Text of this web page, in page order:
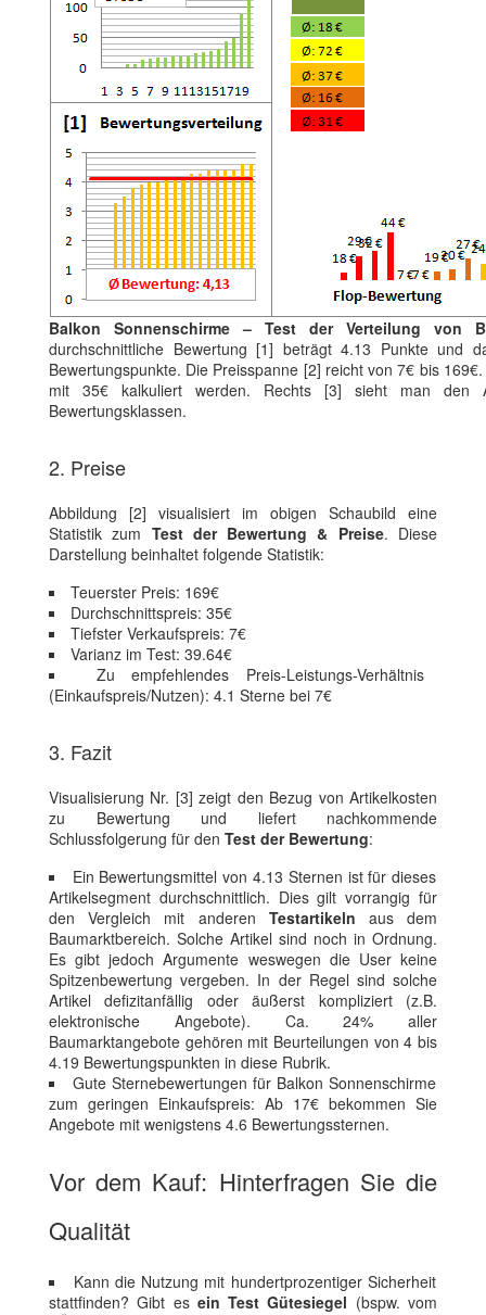
Balkon Sonnenschirme – Test der Verteilung von
durchschnittliche Bewertung [1] beträgt 4.13 Punkte und
Bewertungspunkte. Die Preisspanne [2] reicht von 7€ bis
mit 35€ kalkuliert werden. Rechts [3] sieht man den
Bewertungsklassen.
2. Preise
Abbildung [2] visualisiert im obigen Schaubild eine
Statistik zum Test der Bewertung & Preise. Diese
Darstellung beinhaltet folgende Statistik:
Teuerster Preis: 169€
Durchschnittspreis: 35€
Tiefster Verkaufspreis: 7€
Varianz im Test: 39.64€
Zu empfehlendes Preis-Leistungs-Verhältnis
(Einkaufspreis/Nutzen): 4.1 Sterne bei 7€
3. Fazit
Visualisierung Nr. [3] zeigt den Bezug von Artikelkosten
zu Bewertung und liefert nachkommende
Schlussfolgerung für den Test der Bewertung:
Ein Bewertungsmittel von 4.13 Sternen ist für dieses
Artikelsegment durchschnittlich. Dies gilt vorrangig für
den Vergleich mit anderen Testartikeln aus dem
Baumarktbereich. Solche Artikel sind noch in Ordnung.
Es gibt jedoch Argumente weswegen die User keine
Spitzenbewertung vergeben. In der Regel sind solche
Artikel defizitanfällig oder äußerst kompliziert (z.B.
elektronische Angebote). Ca. 24% aller
Baumarktangebote gehören mit Beurteilungen von 4 bis
4.19 Bewertungspunkten in diese Rubrik.
Gute Sternebewertungen für Balkon Sonnenschirme
zum geringen Einkaufspreis: Ab 17€ bekommen Sie
Angebote mit wenigstens 4.6 Bewertungssternen.
Vor dem Kauf: Hinterfragen Sie die
Qualität
Kann die Nutzung mit hundertprozentiger Sicherheit
stattfinden? Gibt es ein Test Gütesiegel (bspw. vom